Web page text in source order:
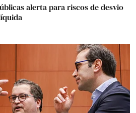
alerta para riscos de desvio